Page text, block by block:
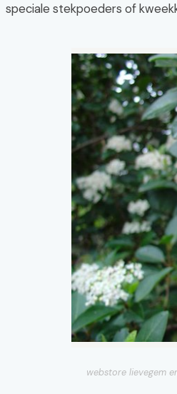
speciale stekpoeders of
webstore lievegem